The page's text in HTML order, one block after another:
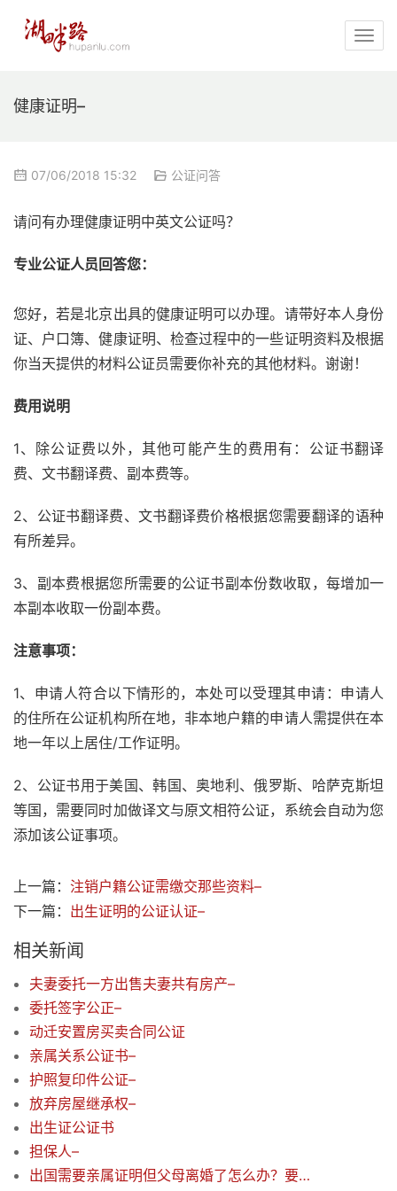
健康证明–
07/06/2018 15:32 公证问答
请问有办理健康证明中英文公证吗？
专业公证人员回答您：
您好，若是北京出具的健康证明可以办理。请带好本人身份
证、户口簿、健康证明、检查过程中的一些证明资料及根据
你当天提供的材料公证员需要你补充的其他材料。谢谢！
费用说明
1、除公证费以外，其他可能产生的费用有：公证书翻译
费、文书翻译费、副本费等。
2、公证书翻译费、文书翻译费价格根据您需要翻译的语种
有所差异。
3、副本费根据您所需要的公证书副本份数收取，每增加一
本副本收取一份副本费。
注意事项：
1、申请人符合以下情形的，本处可以受理其申请：申请人
的住所在公证机构所在地，非本地户籍的申请人需提供在本
地一年以上居住/工作证明。
2、公证书用于美国、韩国、奥地利、俄罗斯、哈萨克斯坦
等国，需要同时加做译文与原文相符公证，系统会自动为您
添加该公证事项。
上一篇： 注销户籍公证需缴交那些资料–
下一篇： 出生证明的公证认证–
相关新闻
夫妻委托一方出售夫妻共有房产–
委托签字公正–
动迁安置房买卖合同公证
亲属关系公证书–
护照复印件公证–
放弃房屋继承权–
出生证公证书
担保人–
出国需要亲属证明但父母离婚了怎么办？要那些材料